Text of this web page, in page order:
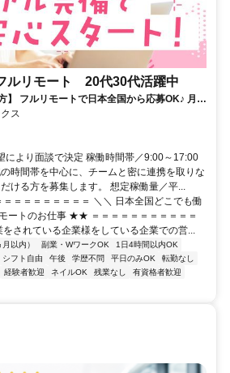
ルリモート 20代30代活躍中
】 フルリモートで日本全国から応募OK♪ 月稼
ス
により面談で決定 稼働時間帯／9:00～17:00
時間帯を中心に、チームと密に連携を取りな
ける方を募集します。 想定稼働量／平...
＝＝＝＝＝＝＝＝ ＼＼ 日本全国どこでも働
ートのお仕事 ★★ ＝＝＝＝＝＝＝＝＝＝＝
をされている企業様をしている企業での営...
以内） 副業・WワークOK
1日4時間以内OK
シフト自由 午後 学歴不問 平日のみOK
転勤なし
経験者歓迎 ネイルOK 残業なし
有資格者歓迎